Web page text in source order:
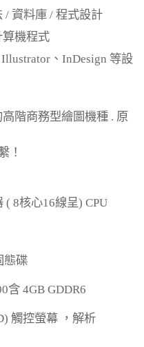
/ 資料庫 / 程式設計
算機程式
Illustrator 、 InDesign 等設
階商務型繪圖機種 . 原
！
( 8核心16線呈) CPU
態碟
含 4GB GDDR6
觸控螢幕 ，解析